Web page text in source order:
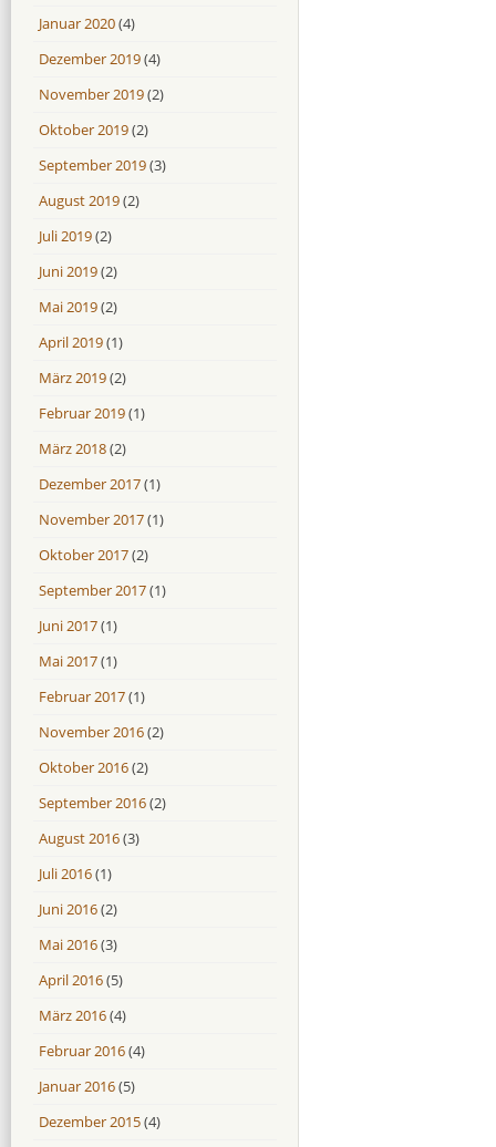
Januar 2020(4)
Dezember 2019(4)
November 2019(2)
Oktober 2019(2)
September 2019(3)
August 2019(2)
Juli 2019(2)
Juni 2019(2)
Mai 2019(2)
April 2019(1)
März 2019(2)
Februar 2019(1)
März 2018(2)
Dezember 2017(1)
November 2017(1)
Oktober 2017(2)
September 2017(1)
Juni 2017(1)
Mai 2017(1)
Februar 2017(1)
November 2016(2)
Oktober 2016(2)
September 2016(2)
August 2016(3)
Juli 2016(1)
Juni 2016(2)
Mai 2016(3)
April 2016(5)
März 2016(4)
Februar 2016(4)
Januar 2016(5)
Dezember 2015(4)